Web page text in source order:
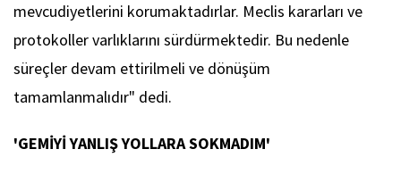
mevcudiyetlerini korumaktadırlar. Meclis kararları ve
protokoller varlıklarını sürdürmektedir. Bu nedenle
süreçler devam ettirilmeli ve dönüşüm
tamamlanmalıdır" dedi.
'GEMİYİ YANLIŞ YOLLARA SOKMADIM'